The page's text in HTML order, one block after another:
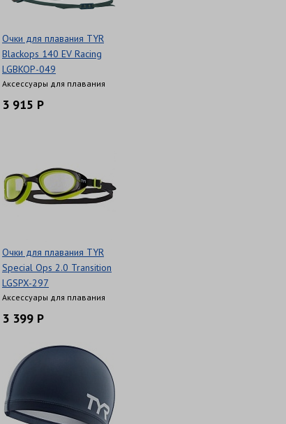
Очки для плавания TYR
Blackops 140 EV Racing
LGBKOP-049
Аксессуары для плавания
3 915 Р
Очки для плавания TYR
Special Ops 2.0 Transition
LGSPX-297
Аксессуары для плавания
3 399 Р